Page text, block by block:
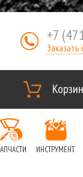
+7
ИНСТРУМЕНТ